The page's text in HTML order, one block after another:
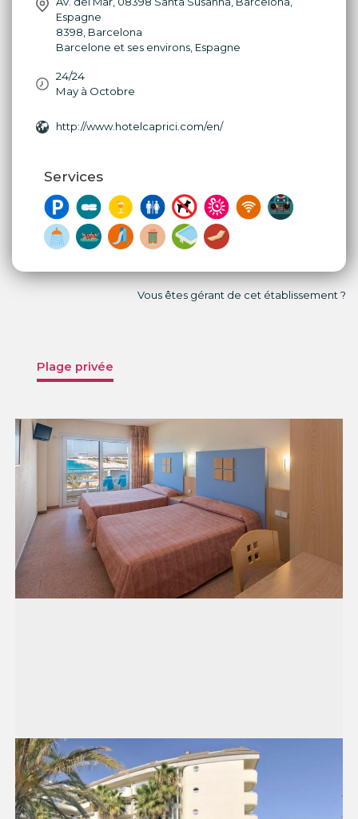
Espagne
8398 Barcelona
Barcelone et ses environs Espagne
24/24
May à Octobre
http://www.hotelcaprici.com/en/
Services
Vous êtes gérant de cet établissement ?
Plage privée